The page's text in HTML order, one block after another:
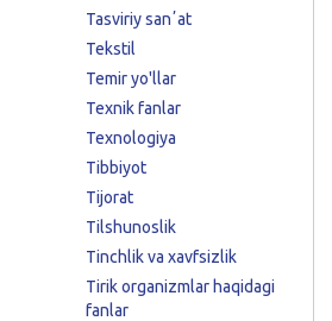
Tasviriy sanʼat
Tekstil
Temir yo'llar
Texnik fanlar
Texnologiya
Tibbiyot
Tijorat
Tilshunoslik
Tinchlik va xavfsizlik
Tirik organizmlar haqidagi
fanlar